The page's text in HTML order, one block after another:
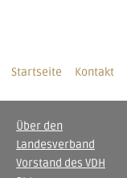
Startseite Kontakt
Über den
Landesverband
Vorstand des VDH